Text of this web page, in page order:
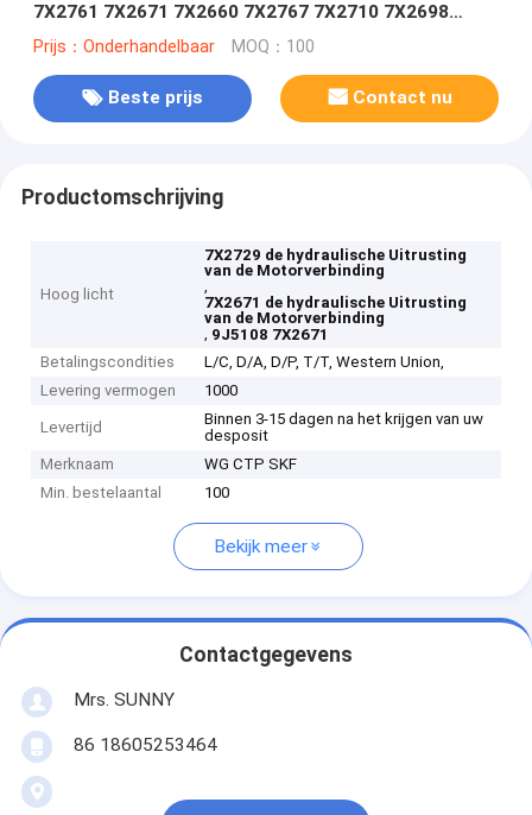
7X2761 7X2671 7X2660 7X2767 7X2710 7X2698
7X2699 7X2697 7X2740 7X2752 7X2791
Prijs：Onderhandelbaar MOQ：100
Beste prijs Contact nu
Productomschrijving
Hoog licht
7X2729 de hydraulische Uitrusting
van de Motorverbinding
,
7X2671 de hydraulische Uitrusting
van de Motorverbinding
, 9J5108 7X2671
Betalingscondities
L/C, D/A, D/P, T/T, Western Union,
Levering vermogen
1000
Levertijd
Binnen 3-15 dagen na het krijgen van uw
desposit
Merknaam
WG CTP SKF
Min. bestelaantal
100
Bekijk meer
Contactgegevens
Mrs. SUNNY
86 18605253464